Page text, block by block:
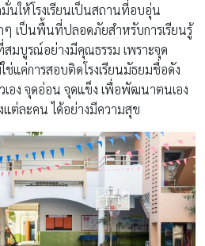
ให้โรงเรียนเป็นสถานที่อบอุ่น
ๆ เป็นพื้นที่ปลอดภัยสำหรับการเรียนรู้
บูรณ์อย่างมีคุณธรรม เพราะจุด
แค่การสอบติดโรงเรียนมัธยมชื่อดัง
เอง จุดอ่อน จุดแข็ง เพื่อพัฒนาตนเอง
ต่ละคน ได้อย่างมีความสุข